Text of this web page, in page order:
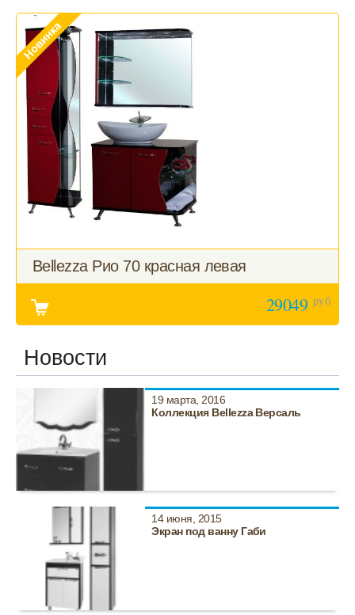
Bellezza Рио 70 красная левая
29049 руб
Новости
19 марта, 2016
Коллекция Bellezza Версаль
14 июня, 2015
Экран под ванну Габи